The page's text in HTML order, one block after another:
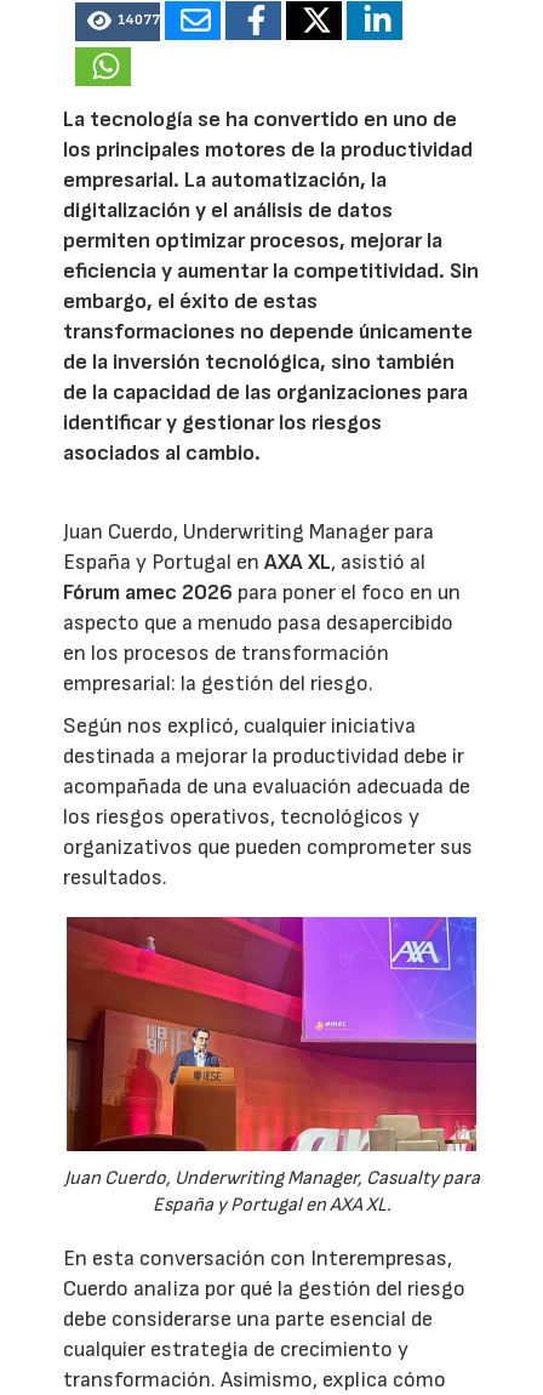
14077
La tecnología se ha convertido en uno de
los principales motores de la productividad
empresarial. La automatización, la
digitalización y el análisis de datos
permiten optimizar procesos, mejorar la
eficiencia y aumentar la competitividad. Sin
embargo, el éxito de estas
transformaciones no depende únicamente
de la inversión tecnológica, sino también
de la capacidad de las organizaciones para
identificar y gestionar los riesgos
asociados al cambio.
Juan Cuerdo, Underwriting Manager para
España y Portugal enAXA XL, asistió al
Fórum amec 2026 para poner el foco en un
aspecto que a menudo pasa desapercibido
en los procesos de transformación
empresarial: la gestión del riesgo.
Según nos explicó, cualquier iniciativa
destinada a mejorar la productividad debe ir
acompañada de una evaluación adecuada de
los riesgos operativos, tecnológicos y
organizativos que pueden comprometer sus
resultados.
Juan Cuerdo, Underwriting Manager, Casualty para
España y Portugal en AXA XL.
En esta conversación con Interempresas,
Cuerdo analiza por qué la gestión del riesgo
debe considerarse una parte esencial de
cualquier estrategia de crecimiento y
transformación. Asimismo, explica cómo